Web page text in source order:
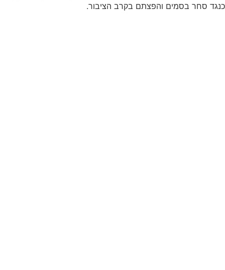
כנגד סחר בסמים והפצתם בקרב הציבור.